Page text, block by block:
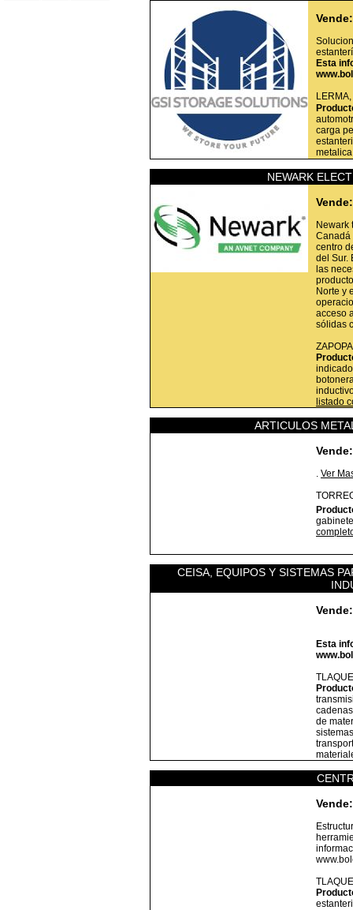
Vende:
Esta
LERMA,
carga
NEWARK
Vende:
Newark
Canadá
centro
del Sur.
las
Norte y
acceso
sólidas
listado
ARTICULOS
Vende:
. Ver
CEISA, EQUIPOS Y SISTEMAS
Vende:
Esta
de
Vende: